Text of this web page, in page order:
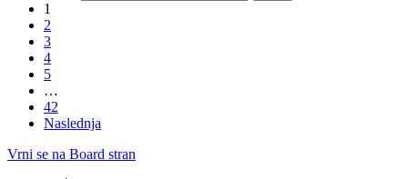
1
2
3
4
5
…
42
Naslednja
Vrni se na Board stran